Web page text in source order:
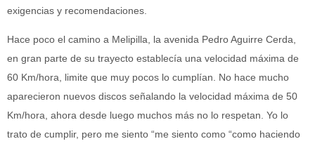
exigencias y recomendaciones.
Hace poco el camino a Melipilla, la avenida Pedro Aguirre Cerda,
en gran parte de su trayecto establecía una velocidad máxima de
60 Km/hora, limite que muy pocos lo cumplían. No hace mucho
aparecieron nuevos discos señalando la velocidad máxima de 50
Km/hora, ahora desde luego muchos más no lo respetan. Yo lo
trato de cumplir, pero me siento “me siento como “como haciendo